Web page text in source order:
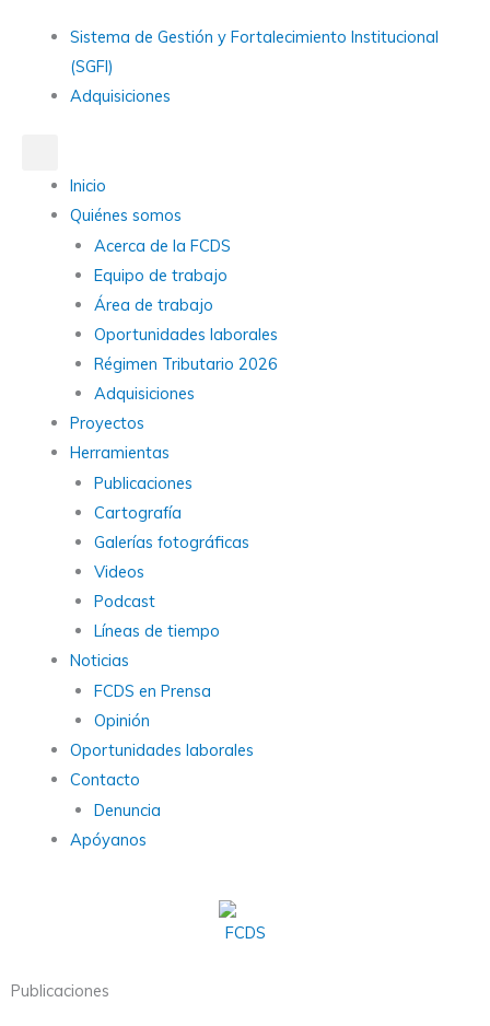
contenido
Main
Sistema de Gestión y Fortalecimiento Institucional
(SGFI)
Adquisiciones
Main
Menu
Inicio
Quiénes somos
Acerca de la FCDS
Equipo de trabajo
Área de trabajo
Oportunidades laborales
Régimen Tributario 2026
Adquisiciones
Proyectos
Herramientas
Publicaciones
Cartografía
Galerías fotográficas
Videos
Podcast
Líneas de tiempo
Noticias
FCDS en Prensa
Opinión
Oportunidades laborales
Contacto
Denuncia
Apóyanos
Publicaciones